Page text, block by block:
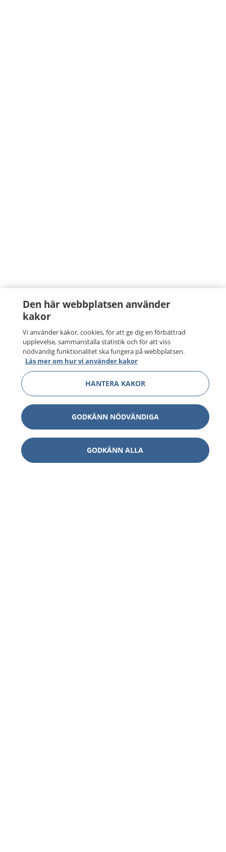
Den här webbplatsen använder
kakor
Vi använder kakor, cookies, för att ge dig en förbättrad
upplevelse, sammanställa statistik och för att viss
nödvändig funktionalitet ska fungera på webbplatsen.
Läs mer om hur vi använder kakor
HANTERA KAKOR
GODKÄNN NÖDVÄNDIGA
GODKÄNN ALLA